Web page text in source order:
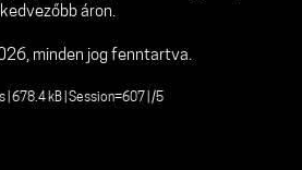
kedvezőbb áron.
minden jog fenntartva.
| 678.4 kB | Session=607 | /5